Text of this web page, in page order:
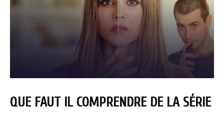
QUE FAUT IL COMPRENDRE DE LA SÉRIE